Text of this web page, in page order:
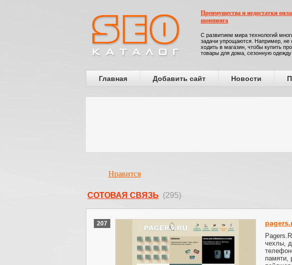
Преимущества и недостатки
шоппинга
С развитием мира технологий
задачи упрощаются. Например, не
ходить в магазин, чтобы купить
товары для дома, сезонную одежду
Главная Добавить сайт Новости
Нравится
СОТОВАЯ СВЯЗЬ (295)
207
чехлы,
памяти,